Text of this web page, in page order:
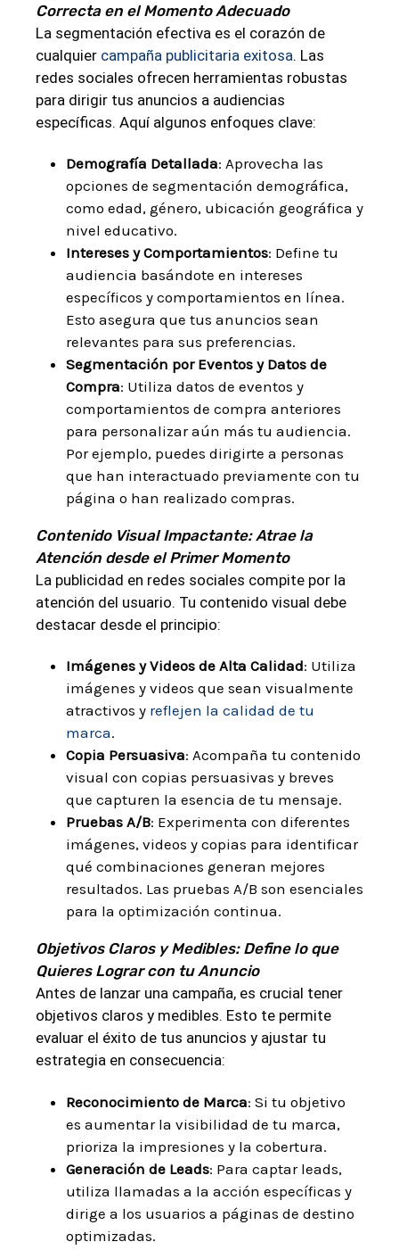
Correcta en el Momento Adecuado
La segmentación efectiva es el corazón de
cualquier campaña publicitaria exitosa. Las
redes sociales ofrecen herramientas robustas
para dirigir tus anuncios a audiencias
específicas. Aquí algunos enfoques clave:
Demografía Detallada: Aprovecha las
opciones de segmentación demográfica,
como edad, género, ubicación geográfica y
nivel educativo.
Intereses y Comportamientos: Define tu
audiencia basándote en intereses
específicos y comportamientos en línea.
Esto asegura que tus anuncios sean
relevantes para sus preferencias.
Segmentación por Eventos y Datos de
Compra: Utiliza datos de eventos y
comportamientos de compra anteriores
para personalizar aún más tu audiencia.
Por ejemplo, puedes dirigirte a personas
que han interactuado previamente con tu
página o han realizado compras.
Contenido Visual Impactante: Atrae la
Atención desde el Primer Momento
La publicidad en redes sociales compite por la
atención del usuario. Tu contenido visual debe
destacar desde el principio:
Imágenes y Videos de Alta Calidad: Utiliza
imágenes y videos que sean visualmente
atractivos y reflejen la calidad de tu
marca.
Copia Persuasiva: Acompaña tu contenido
visual con copias persuasivas y breves
que capturen la esencia de tu mensaje.
Pruebas A/B: Experimenta con diferentes
imágenes, videos y copias para identificar
qué combinaciones generan mejores
resultados. Las pruebas A/B son esenciales
para la optimización continua.
Objetivos Claros y Medibles: Define lo que
Quieres Lograr con tu Anuncio
Antes de lanzar una campaña, es crucial tener
objetivos claros y medibles. Esto te permite
evaluar el éxito de tus anuncios y ajustar tu
estrategia en consecuencia:
Reconocimiento de Marca: Si tu objetivo
es aumentar la visibilidad de tu marca,
prioriza la impresiones y la cobertura.
Generación de Leads: Para captar leads,
utiliza llamadas a la acción específicas y
dirige a los usuarios a páginas de destino
optimizadas.